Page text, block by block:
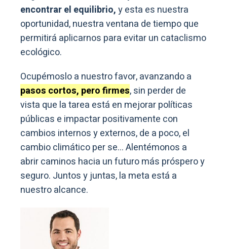
encontrar el equilibrio,y esta es nuestra
oportunidad, nuestra ventana de tiempo que
permitirá aplicarnos para evitar un cataclismo
ecológico.
Ocupémoslo a nuestro favor, avanzando a
pasos cortos, pero firmes, sin perder de
vista que la tarea está en mejorar políticas
públicas e impactar positivamente con
cambios internos y externos, de a poco, el
cambio climático per se… Alentémonos a
abrir caminos hacia un futuro más próspero y
seguro. Juntos y juntas, la meta está a
nuestro alcance.